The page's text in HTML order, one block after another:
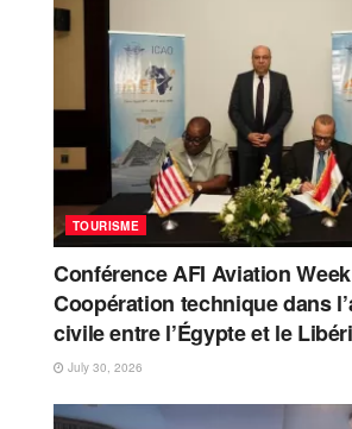
TOURISME
Conférence AFI Aviation
Coopération technique dans
civile entre l’Égypte et le
July 30, 2026